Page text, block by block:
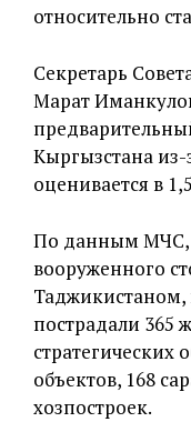
относительно
Секретарь
Марат
Кыргызстана
оценивается в
По данным МЧС,
вооруженного
Таджикистаном,
пострадали 365
стратегических
объектов, 168
хозпостроек.